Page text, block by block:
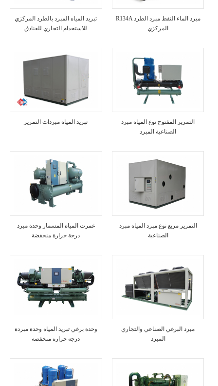
تبريد المياه المبرد بالطرد المركزي
للاستخدام التجاري للفنادق
R134A مبرد الماء النفط مبرد الطرد
المركزي
تبريد المياه مبردات التمرير
التمرير المفتوح نوع المياه مبرد
الصناعية المبرد
غمرت المياه المسمار وحدة مبرد
درجة حرارة منخفضة
التمرير مربع نوع مبرد المياه مبرد
الصناعية
وحدة برغي تبريد المياه وحدة مبردة
درجة حرارة منخفضة
مبرد البرغي الصناعي والتجاري
المبرد